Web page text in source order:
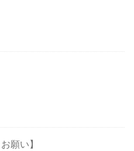
願い】